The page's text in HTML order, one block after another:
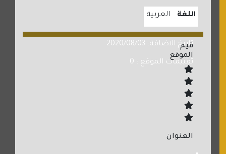
اللغة العربية
تاريخ الاضافة: 2020/08/03
تقييمات الموقع : 0
قيم
الموقع
العنوان